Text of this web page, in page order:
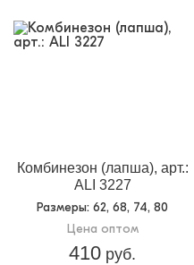
Комбинезон (лапша), арт.:
ALI 3227
Размеры: 62, 68, 74, 80
Цена оптом
410 руб.